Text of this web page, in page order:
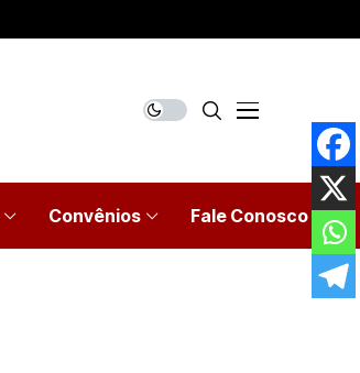
Convênios Fale Conosco